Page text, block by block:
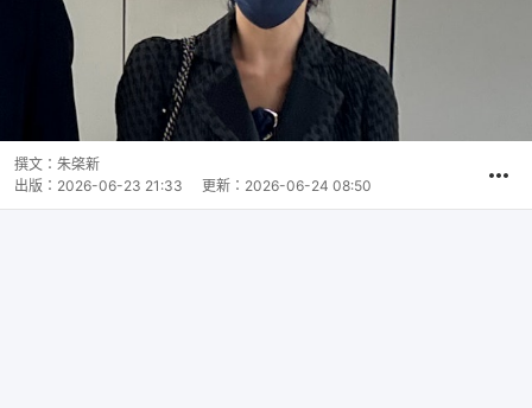
撰文： 朱棨新
出版： 2026-06-23 21:33 更新： 2026-06-24 08:50